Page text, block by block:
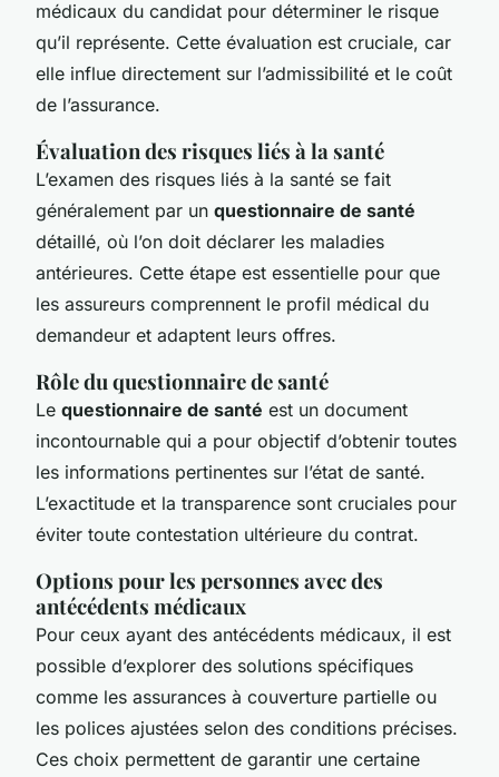
médicaux du candidat pour déterminer le risque
qu’il représente. Cette évaluation est cruciale, car
elle influe directement sur l’admissibilité et le coût
de l’assurance.
Évaluation des risques liés à la santé
L’examen des risques liés à la santé se fait
généralement par un questionnaire de santé
détaillé, où l’on doit déclarer les maladies
antérieures. Cette étape est essentielle pour que
les assureurs comprennent le profil médical du
demandeur et adaptent leurs offres.
Rôle du questionnaire de santé
Le questionnaire de santé est un document
incontournable qui a pour objectif d’obtenir toutes
les informations pertinentes sur l’état de santé.
L’exactitude et la transparence sont cruciales pour
éviter toute contestation ultérieure du contrat.
Options pour les personnes avec des
antécédents médicaux
Pour ceux ayant des antécédents médicaux, il est
possible d’explorer des solutions spécifiques
comme les assurances à couverture partielle ou
les polices ajustées selon des conditions précises.
Ces choix permettent de garantir une certaine